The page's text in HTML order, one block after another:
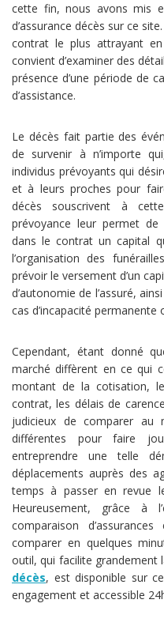
cette fin, nous avons mis
d’assurance décès sur ce
contrat le plus attrayant
convient d’examiner des
présence d’une période de
d’assistance.
Le décès fait partie des
de survenir à n’importe
individus prévoyants qui
et à leurs proches pour
décès souscrivent à
prévoyance leur permet de
dans le contrat un capital
l’organisation des
prévoir le versement d’un
d’autonomie de l’assuré,
cas d’incapacité permanente
Cependant, étant donné
marché diffèrent en ce qui
montant de la cotisation,
contrat, les délais de
judicieux de comparer au
différentes pour faire
entreprendre une telle
déplacements auprès des
temps à passer en revue
Heureusement, grâce à
comparaison
comparer en quelques
outil, qui facilite grandement
décès, est disponible sur
engagement et accessible